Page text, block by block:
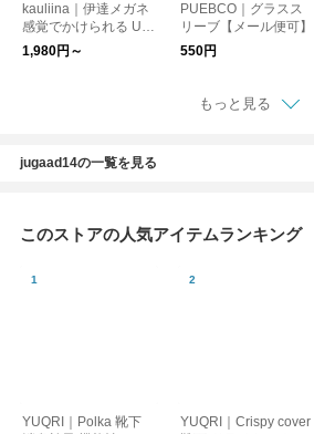
kauliina｜伊達メガネ
感覚でかけられる UV
カット クリアレンズ
サングラス 調光
1,980円～
PUEBCO｜グラスス
リーブ【メール便可】
550円
もっと見る
jugaad14の一覧を見る
このストアの人気アイテムランキング
YUQRI｜Polka 靴下
YUQRI｜Crispy cover